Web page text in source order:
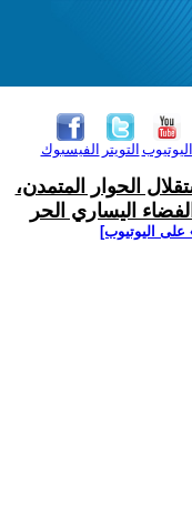
الفيسبوك التويتر اليوتيوب
الحوار المتمدن،
اليساري الحر
اليوتيوب]